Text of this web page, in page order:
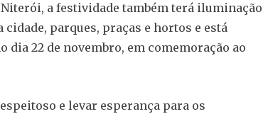
a festividade também terá iluminação
parques, praças e hortos e está
dia 22 de novembro, em comemoração ao
e levar esperança para os